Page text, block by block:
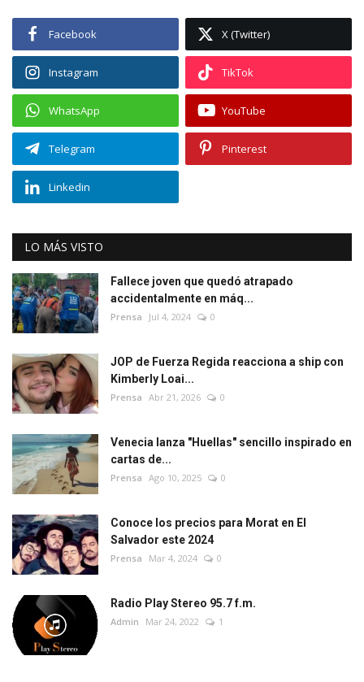
Facebook X (Twitter)
Instagram TikTok
WhatsApp YouTube
Telegram Pinterest
Linkedin
LO MÁS VISTO
Fallece joven que quedó atrapado
accidentalmente en máq...
Prensa Jul 4, 2024 0
JOP de Fuerza Regida reacciona a ship con
Kimberly Loai...
Prensa Abr 21, 2026 0
Venecia lanza "Huellas" sencillo inspirado en
cartas de...
Prensa Ago 10, 2025 0
Conoce los precios para Morat en El
Salvador este 2024
Prensa Mar 4, 2024 0
Radio Play Stereo 95.7 f.m.
Admin Mar 24, 2022 1